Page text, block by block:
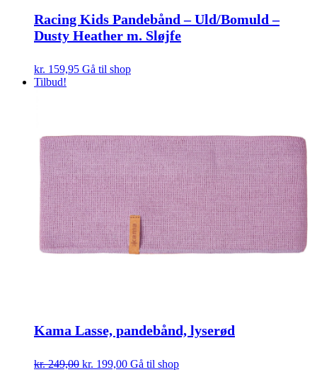
Racing Kids Pandebånd – Uld/Bomuld –
Dusty Heather m. Sløjfe
kr. 159,95 Gå til shop
Tilbud!
Kama Lasse, pandebånd, lyserød
kr.249,00 Den
kr. 199,00Den
Gå til shop